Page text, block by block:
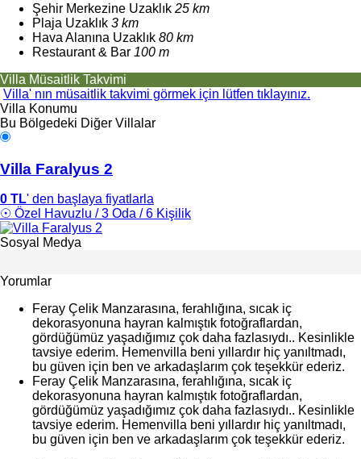
Şehir Merkezine Uzaklık 25 km
Plaja Uzaklık 3 km
Hava Alanına Uzaklık 80 km
Restaurant & Bar 100 m
Villa Müsaitlik Takvimi
Villa' nın müsaitlik takvimi görmek için lütfen tıklayınız.
Villa Konumu
Bu Bölgedeki Diğer Villalar
Villa Faralyus 2
0 TL' den başlaya fiyatlarla
☉ Özel Havuzlu / 3 Oda / 6 Kişilik
Sosyal Medya
Yorumlar
Feray Çelik Manzarasına, ferahlığına, sıcak iç
dekorasyonuna hayran kalmıştık fotoğraflardan,
gördüğümüz yaşadığımız çok daha fazlasıydı.. Kesinlikle
tavsiye ederim. Hemenvilla beni yıllardır hiç yanıltmadı,
bu güven için ben ve arkadaşlarım çok teşekkür ederiz.
Feray Çelik Manzarasına, ferahlığına, sıcak iç
dekorasyonuna hayran kalmıştık fotoğraflardan,
gördüğümüz yaşadığımız çok daha fazlasıydı.. Kesinlikle
tavsiye ederim. Hemenvilla beni yıllardır hiç yanıltmadı,
bu güven için ben ve arkadaşlarım çok teşekkür ederiz.